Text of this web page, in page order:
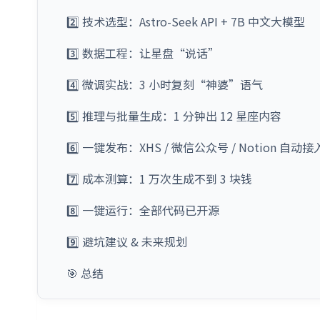
2️⃣ 技术选型：Astro-Seek API + 7B 中文大模型
3️⃣ 数据工程：让星盘“说话”
4️⃣ 微调实战：3 小时复刻“神婆”语气
5️⃣ 推理与批量生成：1 分钟出 12 星座内容
6️⃣ 一键发布：XHS / 微信公众号 / Notion 自动接
7️⃣ 成本测算：1 万次生成不到 3 块钱
8️⃣ 一键运行：全部代码已开源
9️⃣ 避坑建议 & 未来规划
🎯 总结